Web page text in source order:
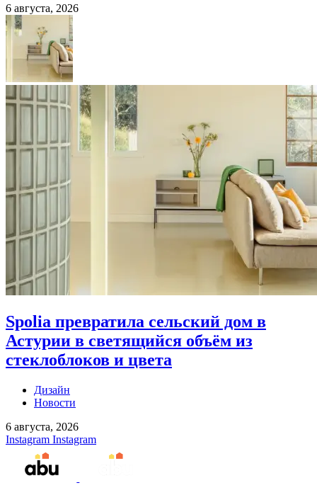
6 августа, 2026
Spolia превратила сельский дом в
Астурии в светящийся объём из
стеклоблоков и цвета
Дизайн
Новости
6 августа, 2026
Instagram Instagram